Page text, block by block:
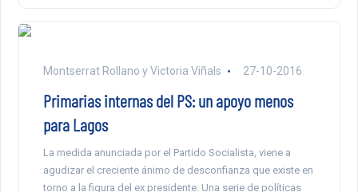
Montserrat Rollano y Victoria Viñals 27-10-2016
Primarias internas del PS: un apoyo menos
para Lagos
La medida anunciada por el Partido Socialista, viene a
agudizar el creciente ánimo de desconfianza que existe en
torno a la figura del ex presidente. Una serie de políticas